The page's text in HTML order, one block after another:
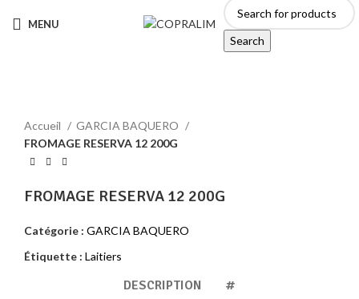
MENU
Search
Accueil
GARCIA BAQUERO
FROMAGE RESERVA 12 200G
FROMAGE RESERVA 12 200G
Catégorie : GARCIA BAQUERO
Étiquette : Laitiers
DESCRIPTION #